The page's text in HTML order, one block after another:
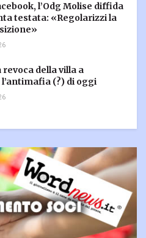
l’Odg Molise diffida
testata: «Regolarizzi la
revoca della villa a
(?) di oggi